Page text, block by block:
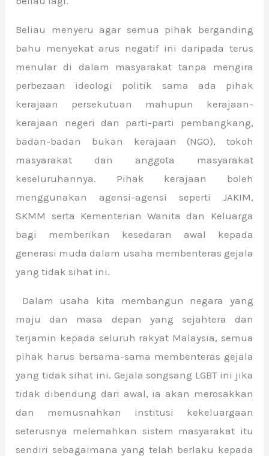
Beliau menyeru agar semua pihak berganding
bahu menyekat arus negatif ini daripada terus
menular di dalam masyarakat tanpa mengira
perbezaan ideologi politik sama ada pihak
kerajaan persekutuan mahupun kerajaan-
kerajaan negeri dan parti-parti pembangkang,
badan-badan bukan kerajaan (NGO), tokoh
masyarakat dan anggota masyarakat
keseluruhannya. Pihak kerajaan boleh
menggunakan agensi-agensi seperti JAKIM,
SKMM serta Kementerian Wanita dan Keluarga
bagi memberikan kesedaran awal kepada
generasi muda dalam usaha membenteras gejala
yang tidak sihat ini.
Dalam usaha kita membangun negara yang
maju dan masa depan yang sejahtera dan
terjamin kepada seluruh rakyat Malaysia, semua
pihak harus bersama-sama membenteras gejala
yang tidak sihat ini. Gejala songsang LGBT ini jika
tidak dibendung dari awal, ia akan merosakkan
dan memusnahkan institusi kekeluargaan
seterusnya melemahkan sistem masyarakat itu
sendiri sebagaimana yang telah berlaku kepada